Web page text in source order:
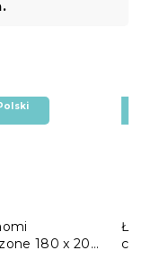
180 x 200